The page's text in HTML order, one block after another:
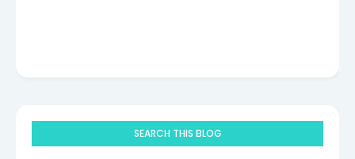
SEARCH THIS BLOG